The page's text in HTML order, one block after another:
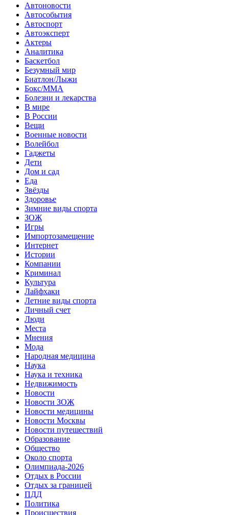
Автоновости
Автособытия
Автоспорт
Автоэксперт
Актеры
Аналитика
Баскетбол
Безумный мир
Биатлон/Лыжи
Бокс/MMA
Болезни и лекарства
В мире
В России
Вещи
Военные новости
Волейбол
Гаджеты
Дети
Дом и сад
Еда
Звёзды
Здоровье
Зимние виды спорта
ЗОЖ
Игры
Импортозамещение
Интернет
Истории
Компании
Криминал
Культура
Лайфхаки
Летние виды спорта
Личный счет
Люди
Места
Мнения
Мода
Народная медицина
Наука
Наука и техника
Недвижимость
Новости
Новости ЗОЖ
Новости медицины
Новости Москвы
Новости путешествий
Образование
Общество
Около спорта
Олимпиада-2026
Отдых в России
Отдых за границей
ПДД
Политика
Происшествия